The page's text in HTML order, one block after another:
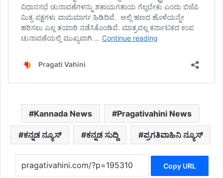
Kannada News Pragativahini News
ಕನ್ನಡ ನ್ಯೂಸ್ ಕನ್ನಡ ಸುದ್ದಿ ಪ್ರಗತಿವಾಹಿನಿ ನ್ಯೂಸ್
Copy URL